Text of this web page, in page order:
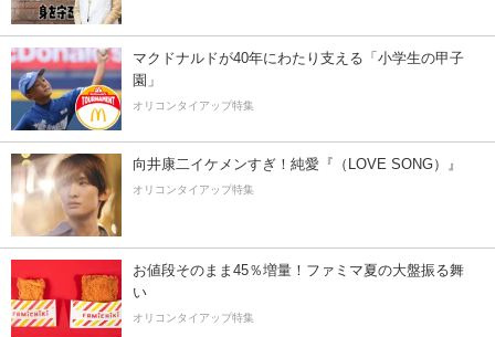
マクドナルドが40年にわたり支える「小学生の甲子
園」
オリコンタイアップ特集
向井康二イケメンすぎ！純愛『（LOVE SONG）』
オリコンタイアップ特集
お値段そのまま45％増量！ファミマ夏の大盤振る舞
い
オリコンタイアップ特集